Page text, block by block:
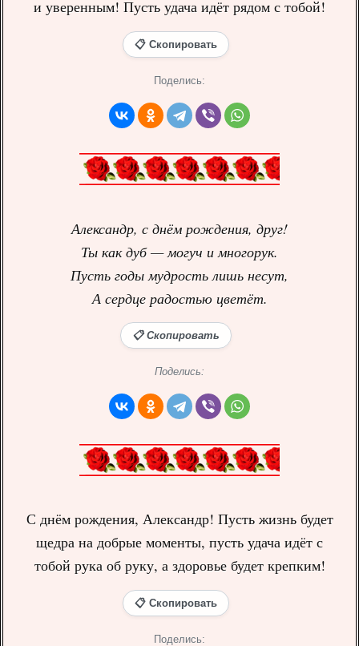
и уверенным! Пусть удача идёт рядом с тобой!
📋 Скопировать
Поделись:
Александр, с днём рождения, друг!
Ты как дуб — могуч и многорук.
Пусть годы мудрость лишь несут,
А сердце радостью цветёт.
📋 Скопировать
Поделись:
С днём рождения, Александр! Пусть жизнь будет
щедра на добрые моменты, пусть удача идёт с
тобой рука об руку, а здоровье будет крепким!
📋 Скопировать
Поделись: